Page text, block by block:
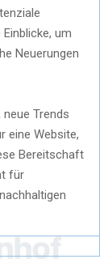
um
Neuerungen
Trends
eine Website,
Bereitschaft
für